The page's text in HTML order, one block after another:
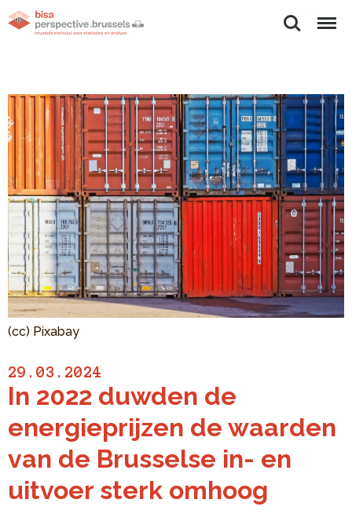
ZoekenMenu
(cc) Pixabay
29.03.2024
In 2022 duwden de
energieprijzen de waarden
van de Brusselse in- en
uitvoer sterk omhoog